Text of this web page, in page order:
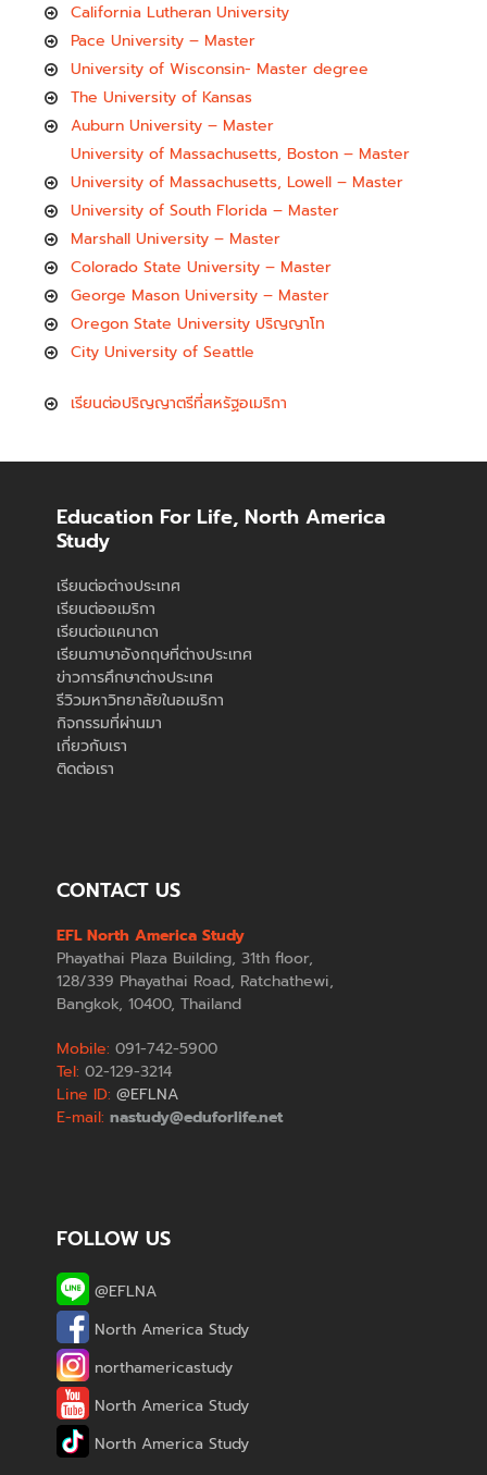
California Lutheran University
Pace University – Master
University of Wisconsin- Master degree
The University of Kansas
Auburn University – Master
University of Massachusetts, Boston – Master
University of Massachusetts, Lowell – Master
University of South Florida – Master
Marshall University – Master
Colorado State University – Master
George Mason University – Master
Oregon State University ปริญญาโท
City University of Seattle
เรียนต่อปริญญาตรีที่สหรัฐอเมริกา
Education For Life, North America
Study
เรียนต่อต่างประเทศ
เรียนต่ออเมริกา
เรียนต่อแคนาดา
เรียนภาษาอังกฤษที่ต่างประเทศ
ข่าวการศึกษาต่างประเทศ
รีวิวมหาวิทยาลัยในอเมริกา
กิจกรรมที่ผ่านมา
เกี่ยวกับเรา
ติดต่อเรา
CONTACT US
EFL North America Study
Phayathai Plaza Building, 31th floor,
128/339 Phayathai Road, Ratchathewi,
Bangkok, 10400, Thailand
Mobile: 091-742-5900
Tel: 02-129-3214
Line ID: @EFLNA
E-mail: nastudy@eduforlife.net
FOLLOW US
@EFLNA
North America Study
northamericastudy
North America Study
North America Study